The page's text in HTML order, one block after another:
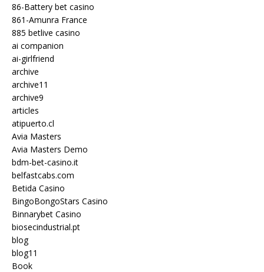
86-Battery bet casino
861-Amunra France
885 betlive casino
ai companion
ai-girlfriend
archive
archive11
archive9
articles
atipuerto.cl
Avia Masters
Avia Masters Demo
bdm-bet-casino.it
belfastcabs.com
Betida Casino
BingoBongoStars Casino
Binnarybet Casino
biosecindustrial.pt
blog
blog11
Book